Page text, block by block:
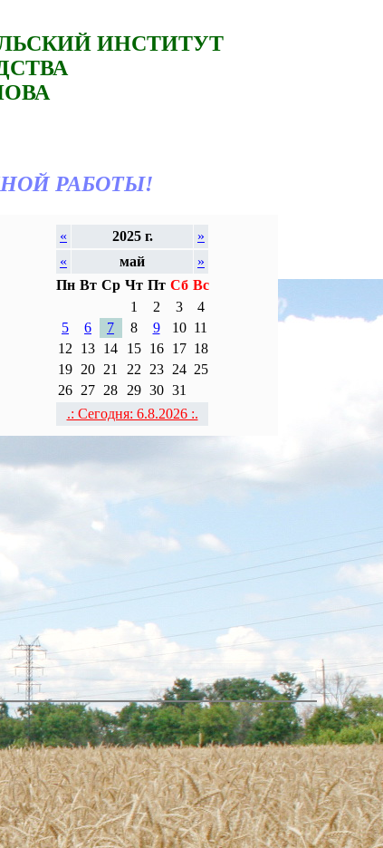
ИНСТИТУТ
РАБОТЫ!
« 2025 г.
»
«
май
»
Пн Вт Ср Чт Пт Сб Вс
1
2 3
4
5
6 7 8 9 10 11
12
13 14 15 16 17 18
19 20 21 22 23 24 25
26 27 28 29 30 31
.: Сегодня: 6.8.2026 :.